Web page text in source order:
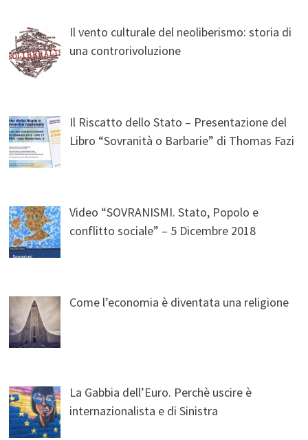
Il vento culturale del neoliberismo: storia di
una controrivoluzione
Il Riscatto dello Stato – Presentazione del
Libro “Sovranità o Barbarie” di Thomas Fazi
Video “SOVRANISMI. Stato, Popolo e
conflitto sociale” – 5 Dicembre 2018
Come l’economia è diventata una religione
La Gabbia dell’Euro. Perchè uscire è
internazionalista e di Sinistra